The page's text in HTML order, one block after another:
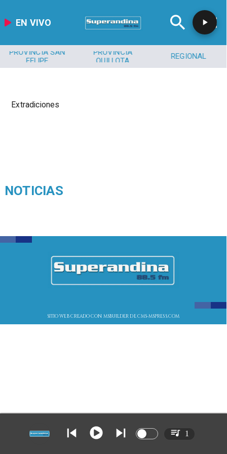
EN VIVO
PROVINCIA SAN
FELIPE
PROVINCIA
QUILLOTA
REGIONAL
Extradiciones
NOTICIAS
SITIO WEB CREADO CON MSBUILDER DE CMS-MSPRESS.COM
1